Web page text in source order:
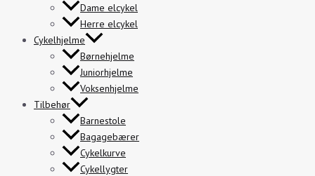
Dame elcykel
Herre elcykel
Cykelhjelme
Børnehjelme
Juniorhjelme
Voksenhjelme
Tilbehør
Barnestole
Bagagebærer
Cykelkurve
Cykellygter